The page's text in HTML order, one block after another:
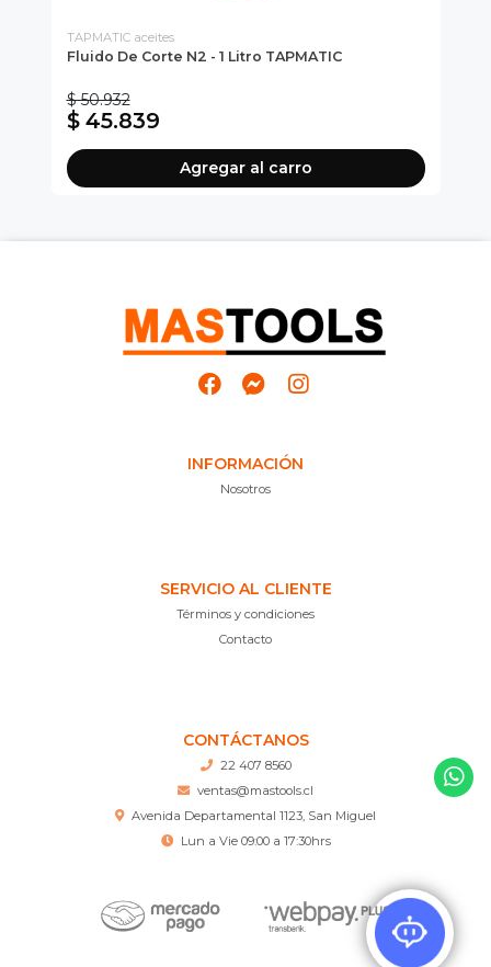
TAPMATIC aceites
Fluido De Corte N2 - 1 Litro TAPMATIC
$ 50.932
$ 45.839
Agregar al carro
INFORMACIÓN
Nosotros
SERVICIO AL CLIENTE
Términos y condiciones
Contacto
CONTÁCTANOS
22 407 8560
ventas@mastools.cl
Avenida Departamental 1123, San Miguel
Lun a Vie 09:00 a 17:30hrs